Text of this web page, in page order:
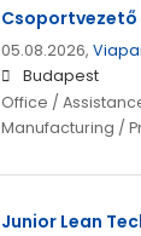
Csoportvezető
05.08.2026,
Budapest
Office /
Manufacturing /
Junior Lean